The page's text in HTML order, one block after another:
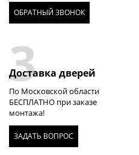
ОБРАТНЫЙ ЗВОНОК
3
Доставка дверей
По Московской области
БЕСПЛАТНО при заказе
монтажа!
ЗАДАТЬ ВОПРОС